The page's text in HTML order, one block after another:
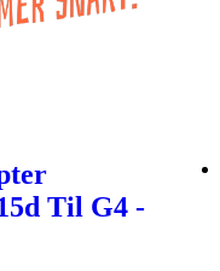
Til G4 -